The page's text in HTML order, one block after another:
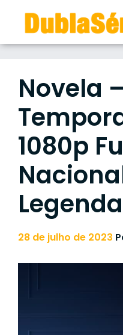
content
Novela
1080p
28 de julho de 2023